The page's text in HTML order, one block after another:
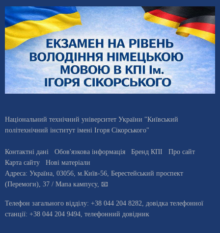
Національний технічний університет України "Київський
політехнічний інститут імені Ігоря Сікорського"
Контактні дані Обов'язкова інформація Бренд КПІ
Про сайт
Карта сайту
Нові матеріали
Адреса: Україна, 03056, м.Київ-56, Берестейський проспект
(Перемоги), 37 / Мапа кампусу, 📧
Телефон загального відділу: +38 044 204 8282 , довiдка телефонної
станцiї: +38 044 204 9494 телефонний довідник